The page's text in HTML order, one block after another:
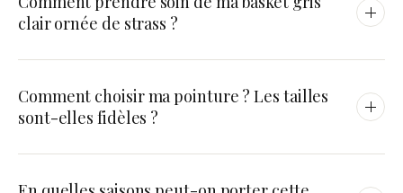
clair ornée de strass ?
régulièrement un chiffon humide et doux sur le tissu pour retirer
la poussière. En cas de tache, une brosse souple et un savon
Comment choisir ma pointure ? Les tailles
sont-elles fidèles ?